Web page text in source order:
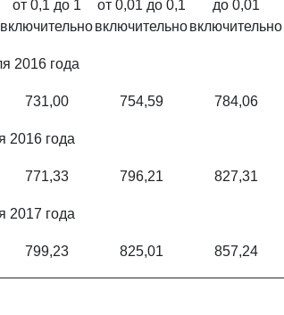
от 0,1 до 1
включительно
от 0,01 до 0,1
включительно
до 0,01
включительно
2016 года
731,00 754,59 784,06
2016 года
771,33 796,21 827,31
2017 года
799,23 825,01 857,24